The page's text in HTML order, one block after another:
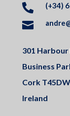
 (+34)

301
Business
Cork
Ireland